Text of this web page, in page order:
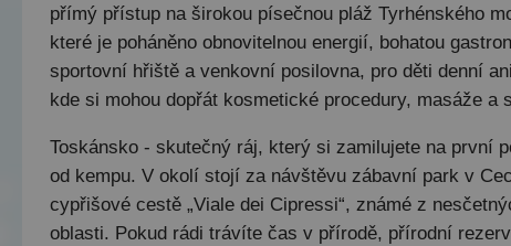
přímý přístup na širokou písečnou pláž Tyrhénského
které je poháněno obnovitelnou energií, bohatou
sportovní hřiště a venkovní posilovna, pro děti denní
kde si mohou dopřát kosmetické procedury, masáže a
Toskánsko - skutečný ráj, který si zamilujete na první
od kempu. V okolí stojí za návštěvu zábavní park v
cypřišové cestě „Viale dei Cipressi“, známé z
oblasti. Pokud rádi trávíte čas v přírodě, přírodní